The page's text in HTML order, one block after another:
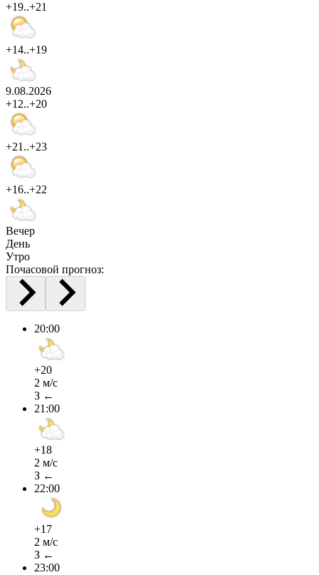
+19..+21
+14..+19
9.08.2026
+12..+20
+21..+23
+16..+22
Вечер
День
Утро
Почасовой прогноз:
20:00
+20
2 м/с
З ←
21:00
+18
2 м/с
З ←
22:00
+17
2 м/с
З ←
23:00